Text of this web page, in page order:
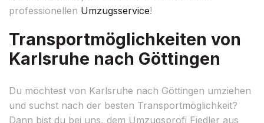
professionellen Umzugsservice!
Transportmöglichkeiten von
Karlsruhe nach Göttingen
Du möchtest von Karlsruhe nach Göttingen umziehen
und suchst nach der besten Transportmöglichkeit?
Dann bist du bei uns, dem Umzugsprofi Fiedler aus